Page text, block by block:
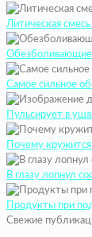
Литическая
Обезболивающие
Самое сильное
Пульсирует в
Почему
В глазу лопнул
Продукты при
Свежие